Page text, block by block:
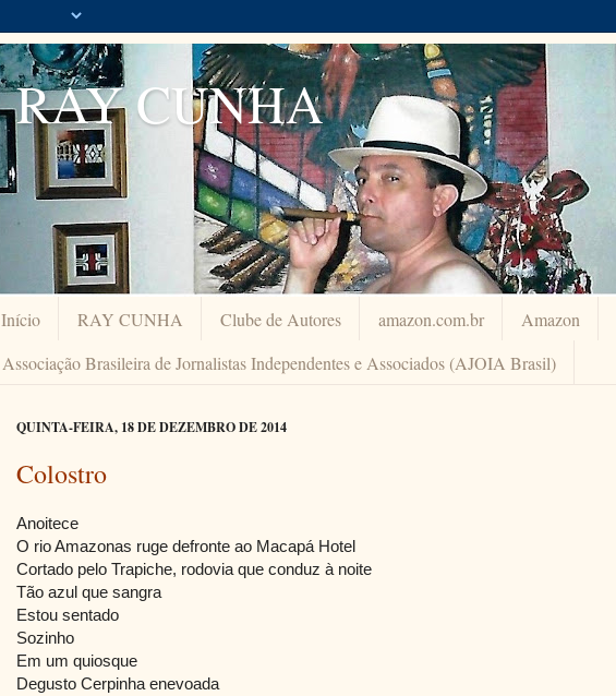
RAY CUNHA
Início RAY CUNHA Clube de Autores amazon.com.br Amazon
Associação Brasileira de Jornalistas Independentes e Associados (AJOIA Brasil)
QUINTA-FEIRA, 18 DE DEZEMBRO DE 2014
Colostro
Anoitece
O rio Amazonas ruge defronte ao Macapá Hotel
Cortado pelo Trapiche, rodovia que conduz à noite
Tão azul que sangra
Estou sentado
Sozinho
Em um quiosque
Degusto Cerpinha enevoada